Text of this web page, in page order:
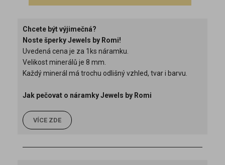
Chcete být výjimečná?
Noste šperky Jewels by Romi!
Uvedená cena je za 1ks náramku.
Velikost minerálů je 8 mm.
Každý minerál má trochu odlišný vzhled, tvar i barvu.
Jak pečovat o náramky Jewels by Romi
VÍCE ZDE